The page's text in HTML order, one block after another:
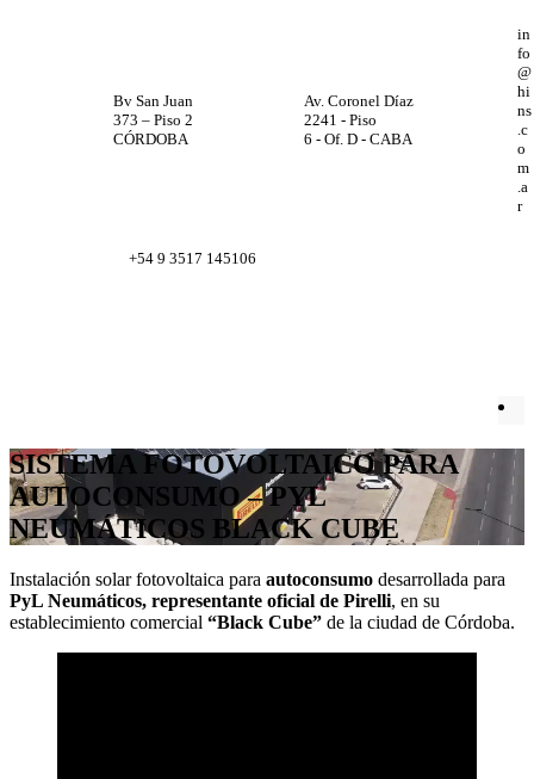
Bv San Juan
373 – Piso 2
CÓRDOBA
Av. Coronel Díaz
2241 - Piso
6 - Of. D - CABA
in
fo
@
hi
ns
.c
o
m
.a
r
+54 9 3517 145106
SISTEMA FOTOVOLTAICO PARA
AUTOCONSUMO – PYL
NEUMÁTICOS BLACK CUBE
Instalación solar fotovoltaica para autoconsumo desarrollada para
PyL Neumáticos, representante oficial de Pirelli, en su
establecimiento comercial “Black Cube” de la ciudad de Córdoba.